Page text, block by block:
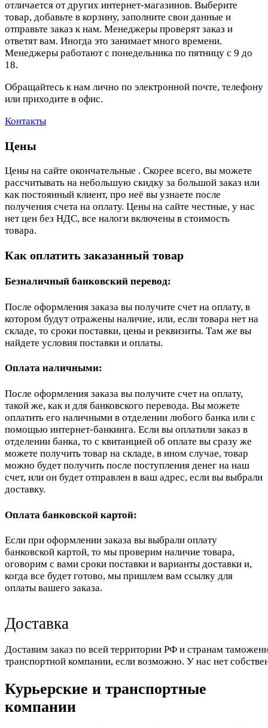
отличается от других интернет-магазинов. Выберите
товар, добавьте в корзину, заполните свои данные и
отправьте заказ к нам. Менеджеры проверят заказ и
ответят вам. Иногда это занимает много времени.
Менеджеры работают с понедельника по пятницу с 9 до
18.
Обращайтесь к нам лично по электронной почте, телефону
или приходите в офис.
Контакты
Цены
Цены на сайте окончательные . Скорее всего, вы можете
рассчитывать на небольшую скидку за большой заказ или
как постоянный клиент, про неё вы узнаете после
получения счета на оплату. Цены на сайте честные, у нас
нет цен без НДС, все налоги включены в стоимость
товара.
Как оплатить заказанный товар
Безналичный банковский перевод:
После оформления заказа вы получите счет на оплату, в
котором будут отражены наличие, или, если товара нет на
складе, то сроки поставки, цены и реквизиты. Там же вы
найдете условия поставки и оплаты.
Оплата наличными:
После оформления заказа вы получите счет на оплату,
такой же, как и для банковского перевода. Вы можете
оплатить его наличными в отделении любого банка или с
помощью интернет-банкинга. Если вы оплатили заказ в
отделении банка, то с квитанцией об оплате вы сразу же
можете получить товар на складе, в ином случае, товар
можно будет получить после поступления денег на наш
счет, или он будет отправлен в ваш адрес, если вы выбрали
доставку.
Оплата банковской картой:
Если при оформлении заказа вы выбрали оплату
банковской картой, то мы проверим наличие товара,
оговорим с вами сроки поставки и варианты доставки и,
когда все будет готово, мы пришлем вам ссылку для
оплаты вашего заказа.
Доставка
Доставим заказ по всей территории РФ и странам
транспортной компании, если возможно. У нас нет
Курьерские и транспортные
компании